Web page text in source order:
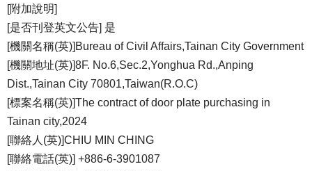
[附加說明]
[是否刊登英文公告] 是
[機關名稱(英)]Bureau of Civil Affairs,Tainan City Government
[機關地址(英)]8F. No.6,Sec.2,Yonghua Rd.,Anping
Dist.,Tainan City 70801,Taiwan(R.O.C)
[標案名稱(英)]The contract of door plate purchasing in
Tainan city,2024
[聯絡人(英)]CHIU MIN CHING
[聯絡電話(英)] +886-6-3901087